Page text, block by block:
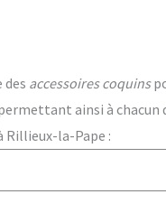
accessoires coquins
ainsi à
Rillieux-la-Pape :